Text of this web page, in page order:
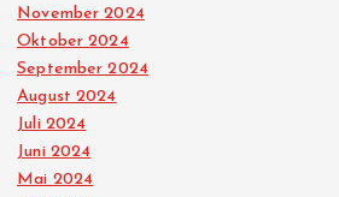
November 2024
Oktober 2024
September 2024
August 2024
Juli 2024
Juni 2024
Mai 2024